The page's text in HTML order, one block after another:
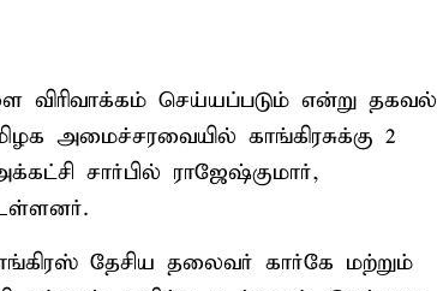
செய்யப்படும் என்று தகவல்
அமைச்சரவையில் காங்கிரசுக்கு 2
சார்பில் ராஜேஷ்குமார்,
தேசிய தலைவர் கார்கே மற்றும்